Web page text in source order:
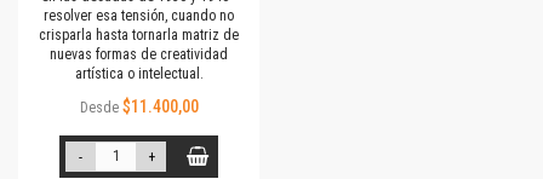
resolver esa tensión, cuando no
crisparla hasta tornarla matriz de
nuevas formas de creatividad
artística o intelectual.
Desde $11.400,00
- +